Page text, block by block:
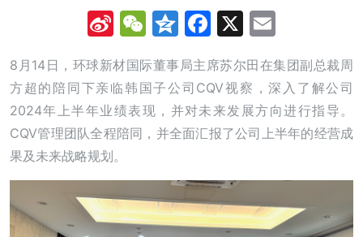
SinaWeChat
Qzone
Facebook
X
8月14日，环球新材国际董事局主席苏尔田在集团副总裁周
方超的陪同下亲临韩国子公司CQV视察，深入了解公司
2024年上半年业绩表现，并对未来发展方向进行指导。
CQV管理团队全程陪同，并全面汇报了公司上半年的经营成
果及未来战略规划。